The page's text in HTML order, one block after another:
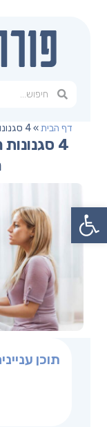
פתח סרגל
דף הבית»4 סגנונות הורות – מהם ואיזה סוג הוא המוצלח ביותר?
4
תוכן